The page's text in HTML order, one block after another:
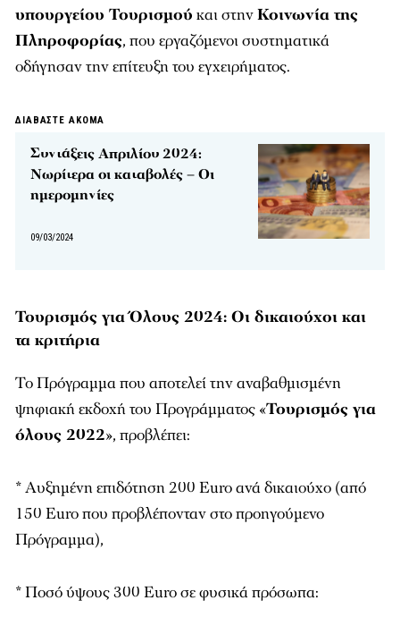
υπουργείου Τουρισμού και στηνΚοινωνία της
Πληροφορίας, που εργαζόμενοι συστηματικά
οδήγησαν την επίτευξη του εγχειρήματος.
ΔΙΑΒΑΣΤΕ ΑΚΟΜΑ
Συντάξεις Απριλίου 2024:
Νωρίτερα οι καταβολές – Οι
ημερομηνίες
09/03/2024
Τουρισμός για Όλους 2024: Οι δικαιούχοι και
τα κριτήρια
Το Πρόγραμμα που αποτελεί την αναβαθμισμένη
ψηφιακή εκδοχή του Προγράμματος «Τουρισμός για
όλους 2022», προβλέπει:
* Αυξημένη επιδότηση 200 Euro ανά δικαιούχο (από
150 Euro που προβλέπονταν στο προηγούμενο
Πρόγραμμα),
* Ποσό ύψους 300 Euro σε φυσικά πρόσωπα: